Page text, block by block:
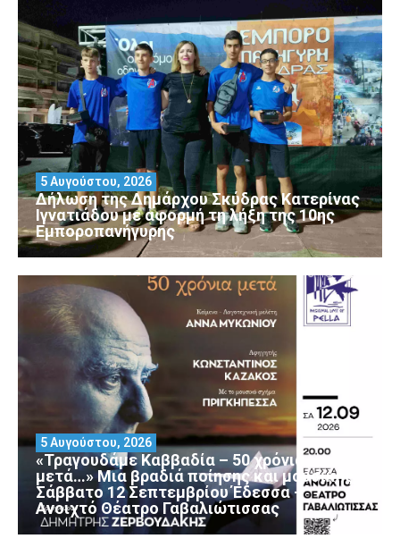
Δήλωση της Δημάρχου Σκύδρας Κατερίνας
Ιγνατιάδου με αφορμή τη λήξη της 10ης
Εμποροπανήγυρης
5 Αυγούστου, 2026
«Τραγουδάμε Καββαδία – 50 χρόνια
μετά…» Μια βραδιά ποίησης και μουσικής
Σάββατο 12 Σεπτεμβρίου Έδεσσα –
Ανοιχτό Θέατρο Γαβαλιώτισσας
5 Αυγούστου, 2026